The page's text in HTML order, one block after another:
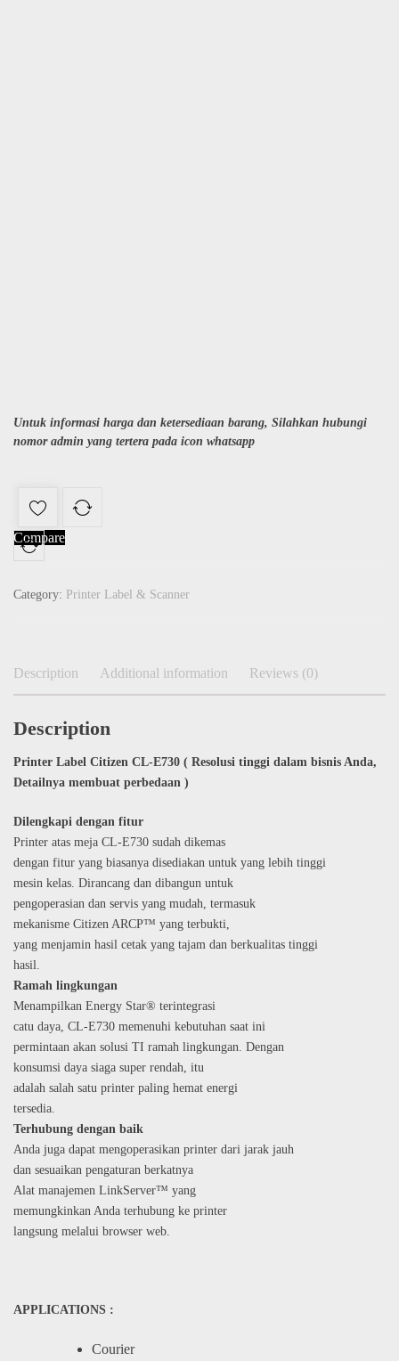
Untuk informasi harga dan ketersediaan barang, Silahkan hubungi
nomor admin yang tertera pada icon whatsapp
Compare
Category: Printer Label & Scanner
Description Additional information Reviews (0)
Description
Printer Label Citizen CL-E730 ( Resolusi tinggi dalam bisnis Anda,
Detailnya membuat perbedaan )
Dilengkapi dengan fitur
Printer atas meja CL-E730 sudah dikemas
dengan fitur yang biasanya disediakan untuk yang lebih tinggi
mesin kelas. Dirancang dan dibangun untuk
pengoperasian dan servis yang mudah, termasuk
mekanisme Citizen ARCP™ yang terbukti,
yang menjamin hasil cetak yang tajam dan berkualitas tinggi
hasil.
Ramah lingkungan
Menampilkan Energy Star® terintegrasi
catu daya, CL-E730 memenuhi kebutuhan saat ini
permintaan akan solusi TI ramah lingkungan. Dengan
konsumsi daya siaga super rendah, itu
adalah salah satu printer paling hemat energi
tersedia.
Terhubung dengan baik
Anda juga dapat mengoperasikan printer dari jarak jauh
dan sesuaikan pengaturan berkatnya
Alat manajemen LinkServer™ yang
memungkinkan Anda terhubung ke printer
langsung melalui browser web.
APPLICATIONS :
Courier